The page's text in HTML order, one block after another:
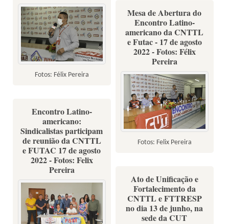
Fotos: Félix Pereira
Mesa de Abertura do
Encontro Latino-
americano da CNTTL
e Futac - 17 de agosto
2022 - Fotos: Félix
Pereira
Fotos: Felix Pereira
Encontro Latino-
americano:
Sindicalistas participam
de reunião da CNTTL
e FUTAC 17 de agosto
2022 - Fotos: Felix
Pereira
Ato de Unificação e
Fortalecimento da
CNTTL e FTTRESP
no dia 13 de junho, na
sede da CUT